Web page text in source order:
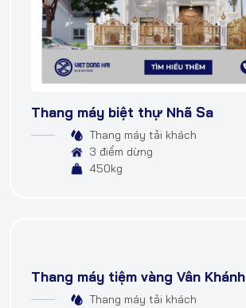
Thang máy biệt thự Nhã Sa
Thang máy tải khách
3 điểm dừng
450kg
Thang máy tiệm vàng Vân Khánh
Thang máy tải khách